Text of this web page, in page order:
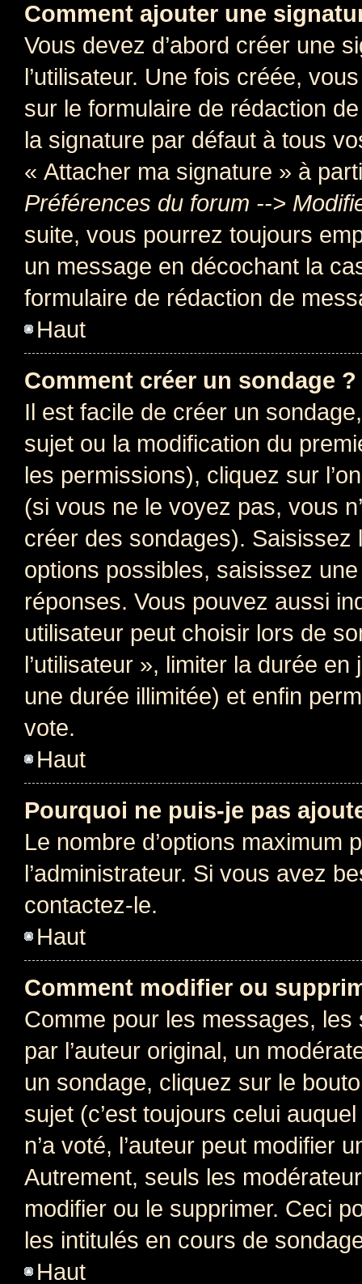
Comment ajouter une
Vous devez d’abord créer une
l’utilisateur. Une fois créée,
sur le formulaire de rédaction
la signature par défaut à tous
« Attacher ma signature » à
Préférences du forum -->
suite, vous pourrez toujours
un message en décochant la
formulaire de rédaction de
Haut
Comment créer un sondage ?
Il est facile de créer un
sujet ou la modification du
les permissions), cliquez sur
(si vous ne le voyez pas, vous
créer des sondages).
options possibles, saisissez
réponses. Vous pouvez aussi
utilisateur peut choisir lors de
l’utilisateur », limiter la durée
une durée illimitée) et enfin
vote.
Haut
Pourquoi ne puis-je pas
Le nombre d’options maximum
l’administrateur. Si vous avez
contactez-le.
Haut
Comment modifier ou
Comme pour les messages,
par l’auteur original, un
un sondage, cliquez sur le
sujet (c’est toujours celui
n’a voté, l’auteur peut modifier
Autrement, seuls les
modifier ou le supprimer. Ceci
les intitulés en cours de
Haut